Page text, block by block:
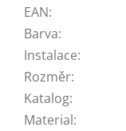
EAN:
Barva:
Instalace:
Rozměr:
Katalog:
Material: